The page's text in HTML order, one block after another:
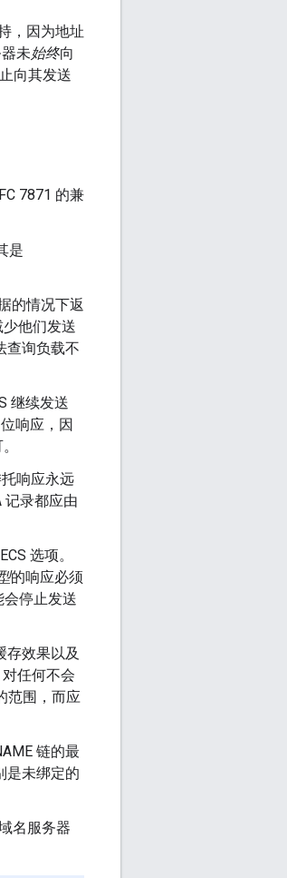
，因为地址
未始终向
向其发送
7871 的兼
是
的情况下返
少他们发送
查询负载不
继续发送
响应，因
响应永远
记录都应由
选项。
的响应必须
会停止发送
存效果以及
任何不会
范围，而应
链的最
是未绑定的
名服务器